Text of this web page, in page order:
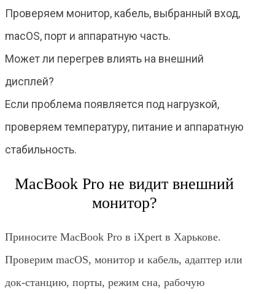
Проверяем монитор, кабель, выбранный вход,
macOS, порт и аппаратную часть.
Может ли перегрев влиять на внешний
дисплей?
Если проблема появляется под нагрузкой,
проверяем температуру, питание и аппаратную
стабильность.
MacBook Pro не видит внешний
монитор?
Приносите MacBook Pro в iXpert в Харькове.
Проверим macOS, монитор и кабель, адаптер или
док-станцию, порты, режим сна, рабочую